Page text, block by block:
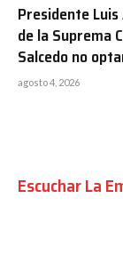
Presidente
de la Suprema
Salcedo no
agosto 4, 2026
Escuchar La